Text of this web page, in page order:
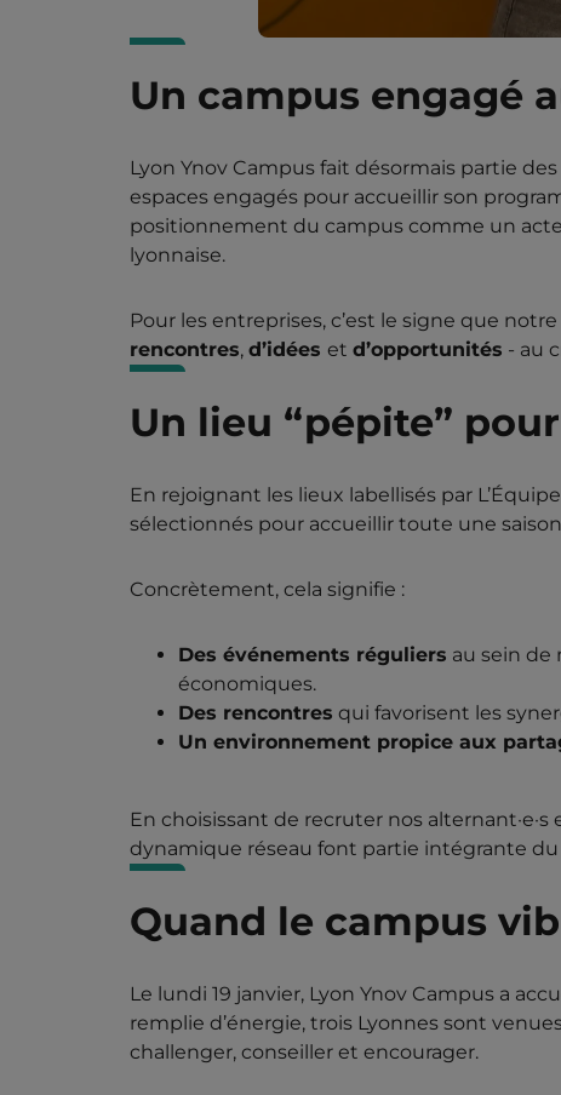
Un campus engagé
Lyon Ynov Campus fait désormais partie des
espaces engagés pour accueillir son
positionnement du campus comme un
lyonnaise.
Pour les entreprises, c’est le signe que
rencontres, d’idées et d’opportunités - au
Un lieu “pépite”
En rejoignant les lieux labellisés par
sélectionnés pour accueillir toute une
Concrètement, cela signifie :
Des événements réguliers au sein de
économiques.
Des rencontres qui favorisent les
Un environnement propice aux
En choisissant de recruter nos
dynamique réseau font partie intégrante
Quand le campus
Le lundi 19 janvier, Lyon Ynov Campus a
remplie d’énergie, trois Lyonnes sont
challenger, conseiller et encourager.